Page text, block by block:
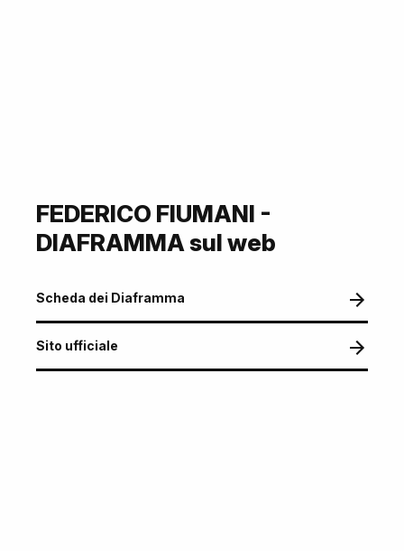
FEDERICO FIUMANI -
DIAFRAMMA sul web
Scheda dei Diaframma
Sito ufficiale